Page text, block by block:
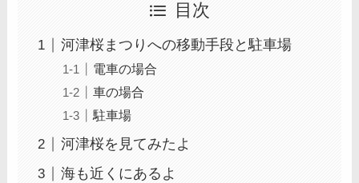
目次
河津桜まつりへの移動手段と駐車場
電車の場合
車の場合
駐車場
河津桜を見てみたよ
海も近くにあるよ